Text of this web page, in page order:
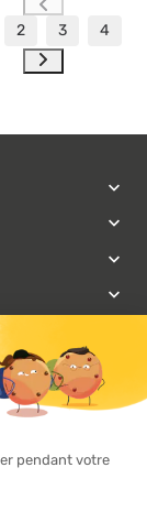
2 3 4




Avis clients